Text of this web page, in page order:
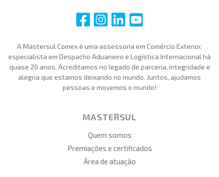
i i i i
A Mastersul Comex é uma assessoria em Comércio Exterior,
especialista em Despacho Aduaneiro e Logística Internacional há
quase 20 anos. Acreditamos no legado de parceria, integridade e
alegria que estamos deixando no mundo. Juntos, ajudamos
pessoas e movemos o mundo!
MASTERSUL
Quem somos
Premiações e certificados
Área de atuação